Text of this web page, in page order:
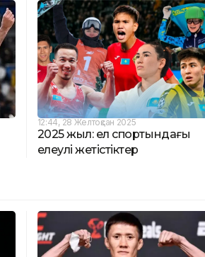
12:44, 28 Желтоқсан 2025
2025 жыл: ел спортындағы
елеулі жетістіктер